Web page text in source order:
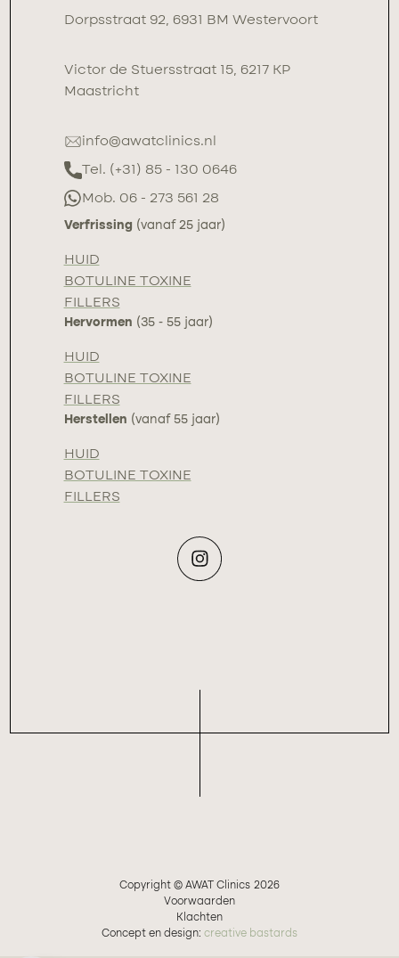
Dorpsstraat 92, 6931 BM Westervoort
Victor de Stuersstraat 15, 6217 KP
Maastricht
info@awatclinics.nl
Tel. (+31) 85 - 130 0646
Mob. 06 - 273 561 28
Verfrissing (vanaf 25 jaar)
HUID
BOTULINE TOXINE
FILLERS
Hervormen (35 - 55 jaar)
HUID
BOTULINE TOXINE
FILLERS
Herstellen (vanaf 55 jaar)
HUID
BOTULINE TOXINE
FILLERS
Copyright © AWAT Clinics 2026
Voorwaarden
Klachten
Concept en design: creative bastards